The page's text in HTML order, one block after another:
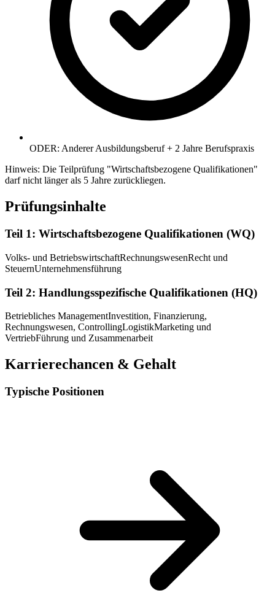
ODER: Anderer Ausbildungsberuf + 2 Jahre Berufspraxis
Hinweis: Die Teilprüfung "Wirtschaftsbezogene Qualifikationen"
darf nicht länger als 5 Jahre zurückliegen.
Prüfungsinhalte
Teil 1: Wirtschaftsbezogene Qualifikationen (WQ)
Volks- und BetriebswirtschaftRechnungswesenRecht und
SteuernUnternehmensführung
Teil 2: Handlungsspezifische Qualifikationen (HQ)
Betriebliches ManagementInvestition, Finanzierung,
Rechnungswesen, ControllingLogistikMarketing und
VertriebFührung und Zusammenarbeit
Karrierechancen & Gehalt
Typische Positionen